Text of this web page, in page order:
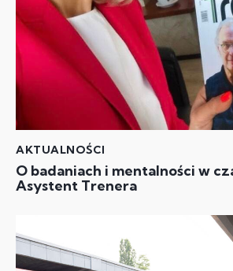
AKTUALNOŚCI
O badaniach i mentalności w
Asystent Trenera